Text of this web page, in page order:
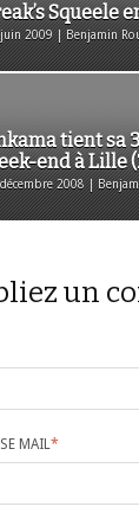
Squeele
2009 | Benjamin
tient sa
end à Lille
2008 |
un
MAIL*